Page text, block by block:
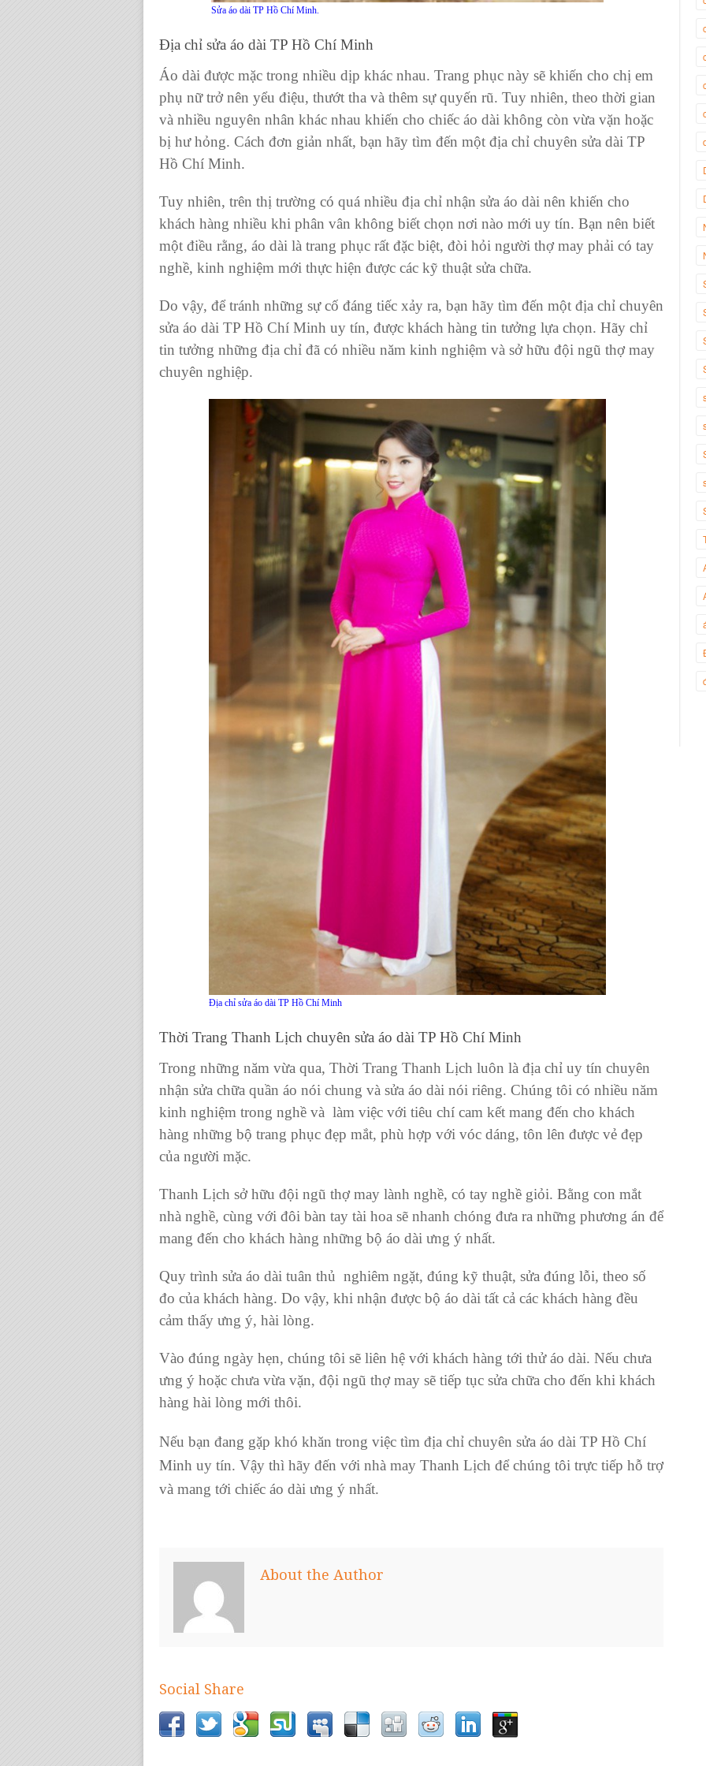
Sửa áo dài TP Hồ Chí Minh.
Địa chỉ sửa áo dài TP Hồ Chí Minh
Áo dài được mặc trong nhiều dịp khác nhau. Trang phục này sẽ khiến cho chị em
phụ nữ trở nên yểu điệu, thướt tha và thêm sự quyến rũ. Tuy nhiên, theo thời gian
và nhiều nguyên nhân khác nhau khiến cho chiếc áo dài không còn vừa vặn hoặc
bị hư hỏng. Cách đơn giản nhất, bạn hãy tìm đến một địa chỉ chuyên sửa dài TP
Hồ Chí Minh.
Tuy nhiên, trên thị trường có quá nhiều địa chỉ nhận sửa áo dài nên khiến cho
khách hàng nhiều khi phân vân không biết chọn nơi nào mới uy tín. Bạn nên biết
một điều rằng, áo dài là trang phục rất đặc biệt, đòi hỏi người thợ may phải có tay
nghề, kinh nghiệm mới thực hiện được các kỹ thuật sửa chữa.
Do vậy, để tránh những sự cố đáng tiếc xảy ra, bạn hãy tìm đến một địa chỉ chuyên
sửa áo dài TP Hồ Chí Minh uy tín, được khách hàng tin tưởng lựa chọn. Hãy chỉ
tin tưởng những địa chỉ đã có nhiều năm kinh nghiệm và sở hữu đội ngũ thợ may
chuyên nghiệp.
Địa chỉ sửa áo dài TP Hồ Chí Minh
Thời Trang Thanh Lịch chuyên sửa áo dài TP Hồ Chí Minh
Trong những năm vừa qua, Thời Trang Thanh Lịch luôn là địa chỉ uy tín chuyên
nhận sửa chữa quần áo nói chung và sửa áo dài nói riêng. Chúng tôi có nhiều năm
kinh nghiệm trong nghề và làm việc với tiêu chí cam kết mang đến cho khách
hàng những bộ trang phục đẹp mắt, phù hợp với vóc dáng, tôn lên được vẻ đẹp
của người mặc.
Thanh Lịch sở hữu đội ngũ thợ may lành nghề, có tay nghề giỏi. Bằng con mắt
nhà nghề, cùng với đôi bàn tay tài hoa sẽ nhanh chóng đưa ra những phương án để
mang đến cho khách hàng những bộ áo dài ưng ý nhất.
Quy trình sửa áo dài tuân thủ nghiêm ngặt, đúng kỹ thuật, sửa đúng lỗi, theo số
đo của khách hàng. Do vậy, khi nhận được bộ áo dài tất cả các khách hàng đều
cảm thấy ưng ý, hài lòng.
Vào đúng ngày hẹn, chúng tôi sẽ liên hệ với khách hàng tới thửáo dài. Nếu chưa
ưng ý hoặc chưa vừa vặn, đội ngũ thợ may sẽ tiếp tục sửa chữa cho đến khi khách
hàng hài lòng mới thôi.
Nếu bạn đang gặp khó khăn trong việc tìm địa chỉ chuyên sửa áo dài TP Hồ Chí
Minh uy tín. Vậy thì hãy đến với nhà may Thanh Lịch để chúng tôi trực tiếp hỗ trợ
và mang tới chiếc áo dài ưng ý nhất.
About the Author
Social Share